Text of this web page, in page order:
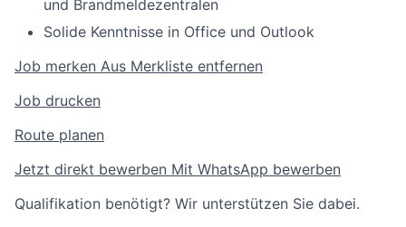
und Brandmeldezentralen
Solide Kenntnisse in Office und Outlook
Job merken Aus Merkliste entfernen
Job drucken
Route planen
Jetzt direkt bewerben Mit WhatsApp bewerben
Qualifikation benötigt? Wir unterstützen Sie dabei.